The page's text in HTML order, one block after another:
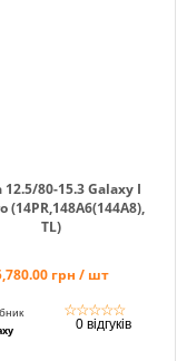
80-15.3 Galaxy I
(14PR,148A6(144A8),
TL)
грн / шт
☆☆☆☆☆
0 відгуків